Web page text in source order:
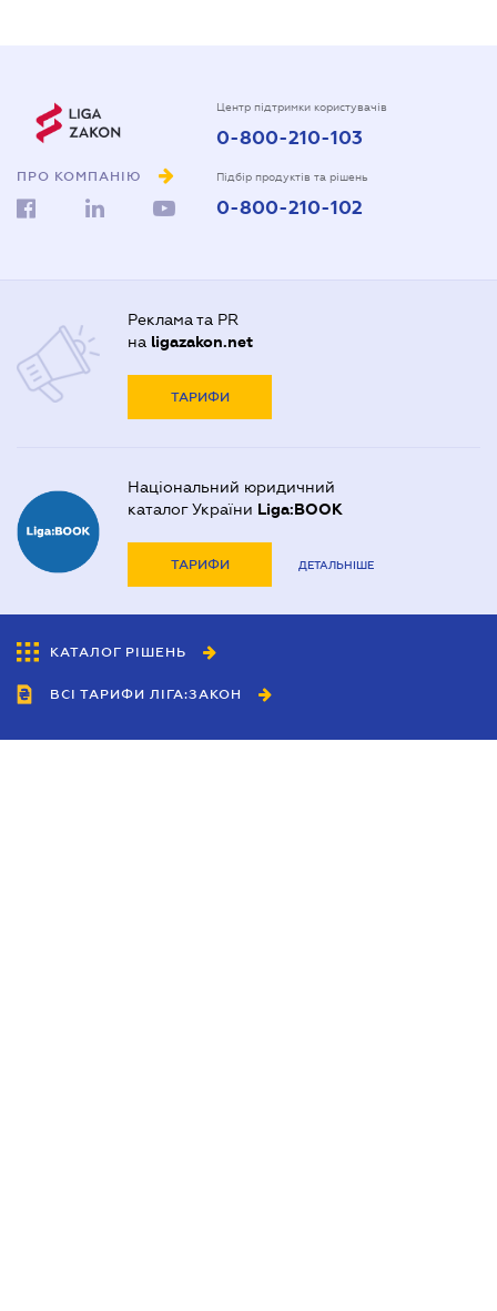
ПРО КОМПАНІЮ
Центр підтримки користувачів
0-800-210-103
Підбір продуктів та рішень
0-800-210-102
Реклама та PR
на ligazakon.net
ТАРИФИ
Національний юридичний
каталог України Liga:BOOK
ТАРИФИ ДЕТАЛЬНІШЕ
КАТАЛОГ РІШЕНЬ
ВСІ ТАРИФИ ЛІГА:ЗАКОН